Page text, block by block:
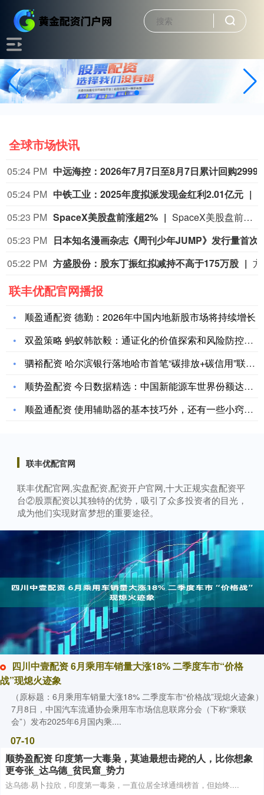
全球市场快讯
05:24 PM
05:24 PM 中铁工业：2025年度拟派发现金红利2.01亿元
05:23 PM SpaceX美股盘前涨超2%
SpaceX美股盘前涨超2%，现报117.22美元。
05:23 PM
05:22 PM 方盛股份：股东丁振红拟减持不高于175万股
联丰优配官网播报
顺盈通配资 德勤：2026年中国内地新股市场将持续增长
双盈策略 蚂蚁韩歆毅：通证化的价值探索和风险防控应放在同等位
驷裕配资 哈尔滨银行落地哈市首笔“碳排放+碳信用”联动挂钩贷
顺势盈配资 今日数据精选：中国新能源车世界份额达到75%；泡
顺盈通配资 使用辅助器的基本技巧外，还有一些小窍门可以帮助你
联丰优配官网
联丰优配官网,实盘配资,配资开户官网,十大正规实盘配资平
台②股票配资以其独特的优势，吸引了众多投资者的目光，
成为他们实现财富梦想的重要途径。
四川中壹配资 6月乘用车销量大涨18% 二季度车市“价格
战”现熄火迹象
（原标题：6月乘用车销量大涨18% 二季度车市“价格战”现熄火迹象）
7月8日，中国汽车流通协会乘用车市场信息联席分会（下称“乘联
会”）发布2025年6月国内乘....
07-10
顺势盈配资 印度第一大毒枭，莫迪最想击毙的人，比你想象
更夸张_达乌德_贫民窟_势力
达乌德·易卜拉欣，印度第一毒枭，一直位居全球通缉榜首，但始终....